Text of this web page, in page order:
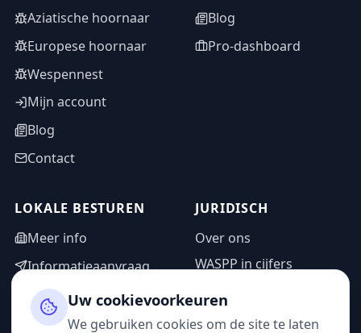
Aziatische hoornaar
Europese hoornaar
Wespennest
Mijn account
Blog
Contact
Blog
Pro-dashboard
LOKALE BESTUREN
Meer info
Informatieaanvraag
Adminzone
JURIDISCH
Over ons
WASPP in cijfers
Privacybeleid
Uw cookievoorkeuren
We gebruiken cookies om de site te laten